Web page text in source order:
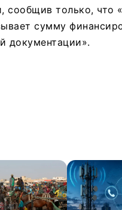
сообщив только, что
сумму
документации».